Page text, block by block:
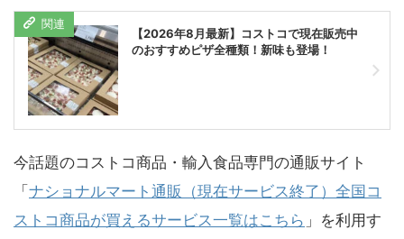
【2026年8月最新】コストコで現在販売中
のおすすめピザ全種類！新味も登場！
今話題のコストコ商品・輸入食品専門の通販サイト
「 ナショナルマート通販（現在サービス終了）全国コ
ストコ商品が買えるサービス一覧はこちら 」を利用す